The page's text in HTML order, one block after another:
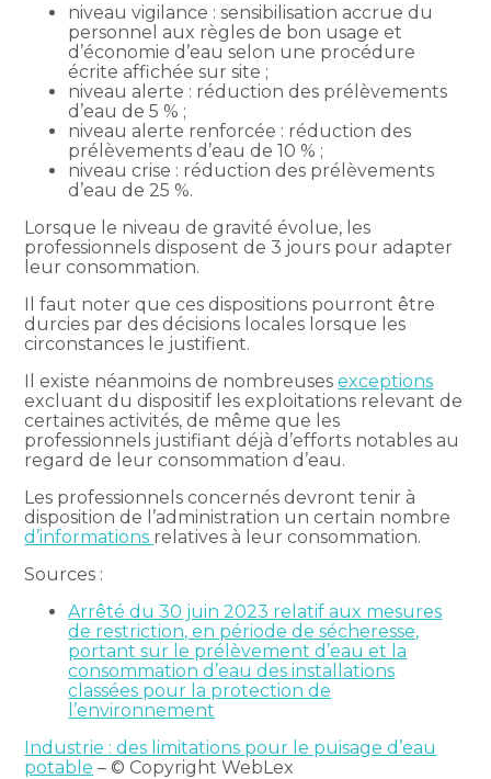
niveau vigilance : sensibilisation accrue du
personnel aux règles de bon usage et
d’économie d’eau selon une procédure
écrite affichée sur site ;
niveau alerte : réduction des prélèvements
d’eau de 5 % ;
niveau alerte renforcée : réduction des
prélèvements d’eau de 10 % ;
niveau crise : réduction des prélèvements
d’eau de 25 %.
Lorsque le niveau de gravité évolue, les
professionnels disposent de 3 jours pour adapter
leur consommation.
Il faut noter que ces dispositions pourront être
durcies par des décisions locales lorsque les
circonstances le justifient.
Il existe néanmoins de nombreusesexceptions
excluant du dispositif les exploitations relevant de
certaines activités, de même que les
professionnels justifiant déjà d’efforts notables au
regard de leur consommation d’eau.
Les professionnels concernés devront tenir à
disposition de l’administration un certain nombre
d’informations relatives à leur consommation.
Sources :
Arrêté du 30 juin 2023 relatif aux mesures
de restriction, en période de sécheresse,
portant sur le prélèvement d’eau et la
consommation d’eau des installations
classées pour la protection de
l’environnement
Industrie : des limitations pour le puisage d’eau
potable – © Copyright WebLex